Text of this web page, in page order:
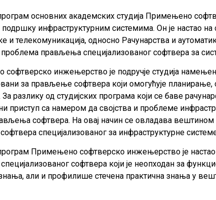
основних академских студија Примењено
инфраструктурним системима. Он је настао
и телекомуникација, односно Рачунарства и
прављења специјализованог софтвера за
инжењерство је подручје студија намењено
за прављење софтвера који омогућује
За разлику од студијских програма који се баве
приступ са намером да својства и проблеме
софтвера. На овај начин се овладава
специјализованог за инфраструктурне
Примењено софтверско инжењерство је
софтвера који је неопходан за
али и профилише стечена практична знања у